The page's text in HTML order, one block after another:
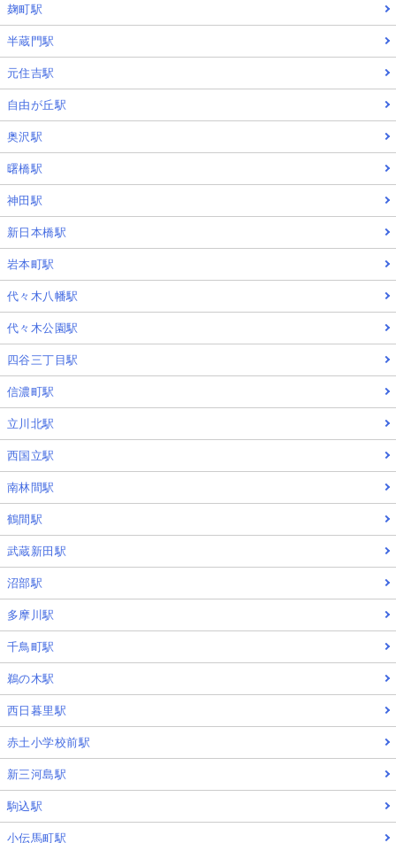
麹町駅
半蔵門駅
元住吉駅
自由が丘駅
奥沢駅
曙橋駅
神田駅
新日本橋駅
岩本町駅
代々木八幡駅
代々木公園駅
四谷三丁目駅
信濃町駅
立川北駅
西国立駅
南林間駅
鶴間駅
武蔵新田駅
沼部駅
多摩川駅
千鳥町駅
鵜の木駅
西日暮里駅
赤土小学校前駅
新三河島駅
駒込駅
小伝馬町駅